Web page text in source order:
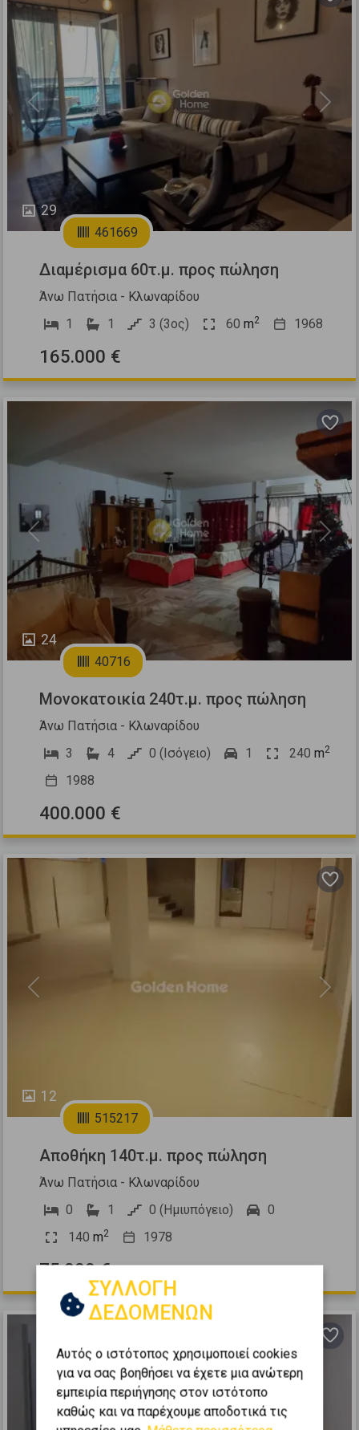
29
Previous Next
461669
Διαμέρισμα 60τ.μ. προς πώληση
Άνω Πατήσια - Κλωναρίδου
1
1 3 (3ος) 60 m2 1968
165.000 €
24
Previous Next
40716
Μονοκατοικία 240τ.μ. προς πώληση
Άνω Πατήσια - Κλωναρίδου
3
4 0 (Ισόγειο) 1 240 m2
1988
400.000 €
12
Previous Next
515217
Αποθήκη 140τ.μ. προς πώληση
Άνω Πατήσια - Κλωναρίδου
0
1 0 (Ημιυπόγειο)
0
140 m2 1978
75.000 €
ΣΥΛΛΟΓΗ
ΔΕΔΟΜΕΝΩΝ
Αυτός ο ιστότοπος χρησιμοποιεί cookies
για να σας βοηθήσει να έχετε μια ανώτερη
εμπειρία περιήγησης στον ιστότοπο
καθώς και να παρέχουμε αποδοτικά τις